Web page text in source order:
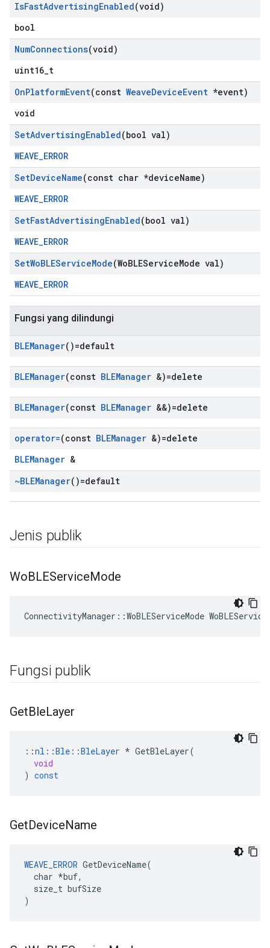
IsFastAdvertisingEnabled(void)
bool
NumConnections(void)
uint16_t
OnPlatformEvent(const WeaveDeviceEvent *event)
void
SetAdvertisingEnabled(bool val)
WEAVE_ERROR
SetDeviceName(const char *deviceName)
WEAVE_ERROR
SetFastAdvertisingEnabled(bool val)
WEAVE_ERROR
SetWoBLEServiceMode(WoBLEServiceMode val)
WEAVE_ERROR
Fungsi yang dilindungi
BLEManager()=default
BLEManager(const BLEManager &)=delete
BLEManager(const BLEManager &&)=delete
operator=(const BLEManager &)=delete
BLEManager &
~BLEManager()=default
Jenis publik
WoBLEServiceMode
ConnectivityManager::WoBLEServiceMode
Fungsi publik
GetBleLayer
::nl ::Ble ::BleLayer * GetBleLayer(
void
) const
GetDeviceName
WEAVE_ERROR GetDeviceName(
  char *buf,
  size_t bufSize
)